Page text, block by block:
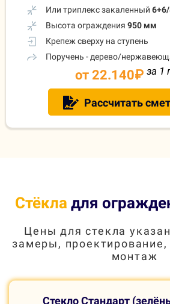
Или триплекс закаленный
Высота ограждения 950 мм
Крепеж сверху на ступень
Поручень - дерево/
от 22.140₽ за 1
Рассчитать
Стёкла для
Цены для стекла
замеры, проектирование,
монтаж
Стекло Стандарт